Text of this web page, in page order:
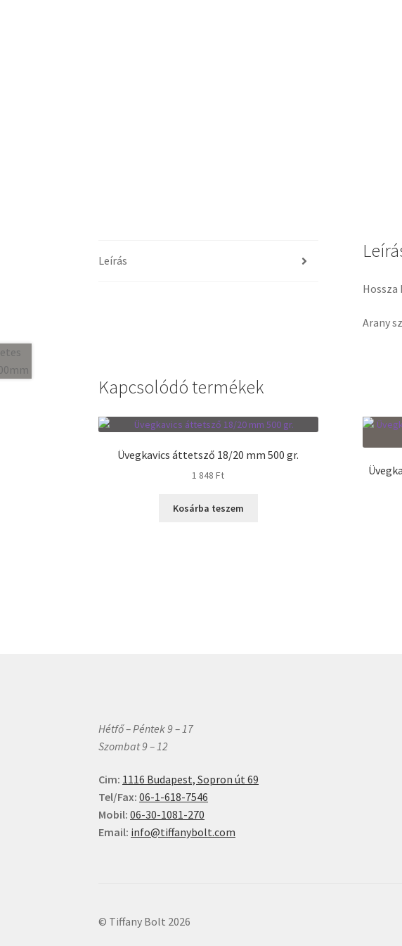
Leírás
Hossza
Arany
Kapcsolódó termékek
Üvegkavics áttetsző 18/20 mm 500 gr.
1 848Ft
Kosárba teszem
Hétfő – Péntek 9 – 17
Szombat 9 – 12
Cim: 1116 Budapest, Sopron út 69
Tel/Fax: 06-1-618-7546
Mobil: 06-30-1081-270
Email: info@tiffanybolt.com
© Tiffany Bolt 2026